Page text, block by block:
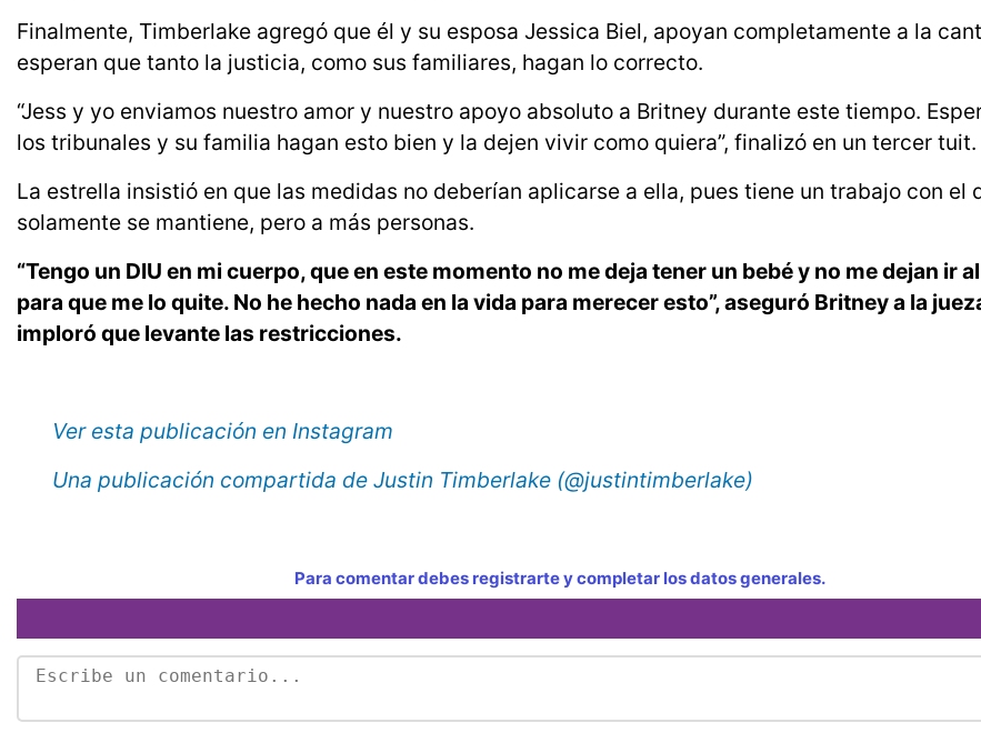
Finalmente, Timberlake agregó que él y su esposa Jessica Biel, apoyan completamente a la
esperan que tanto la justicia, como sus familiares, hagan lo correcto.
“Jess y yo enviamos nuestro amor y nuestro apoyo absoluto a Britney durante este tiempo.
los tribunales y su familia hagan esto bien y la dejen vivir como quiera”, finalizó en un tercer tuit.
La estrella insistió en que las medidas no deberían aplicarse a ella, pues tiene un trabajo con el
solamente se mantiene, pero a más personas.
“Tengo un DIU en mi cuerpo, que en este momento no me deja tener un bebé y no me dejan ir
para que me lo quite. No he hecho nada en la vida para merecer esto”, aseguró Britney a la
imploró que levante las restricciones.
Ver esta publicación en Instagram
Una publicación compartida de Justin Timberlake (@justintimberlake)
Para comentar debes registrarte y completar los datos generales.